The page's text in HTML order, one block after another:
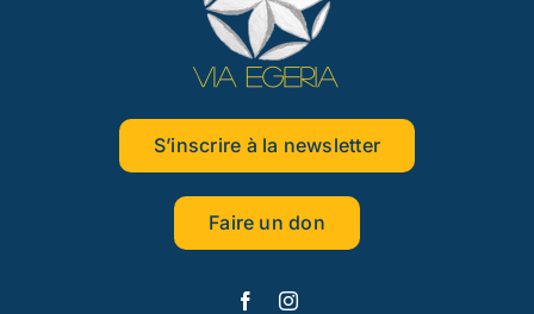
S’inscrire à la newsletter
Faire un don